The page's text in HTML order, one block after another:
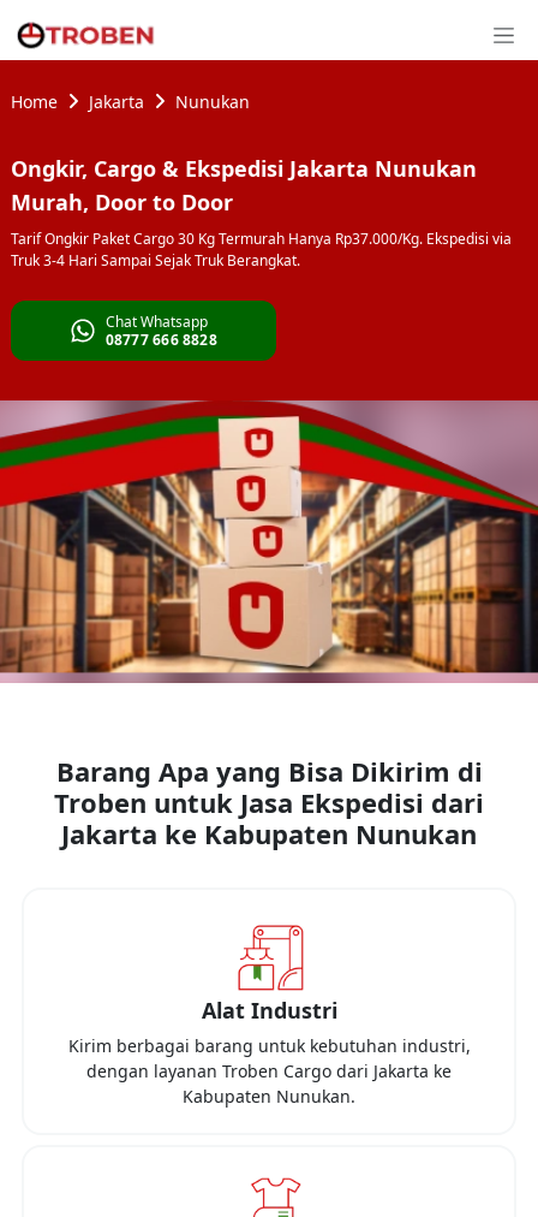
Home Jakarta Nunukan
Ongkir, Cargo & Ekspedisi Jakarta Nunukan
Murah, Door to Door
Tarif Ongkir Paket Cargo 30 Kg Termurah Hanya Rp37.000/Kg. Ekspedisi via
Truk 3-4 Hari Sampai Sejak Truk Berangkat.
Chat Whatsapp
08777 666 8828
Barang Apa yang Bisa Dikirim di
Troben untuk Jasa Ekspedisi dari
Jakarta ke Kabupaten Nunukan
Alat Industri
Kirim berbagai barang untuk kebutuhan industri,
dengan layanan Troben Cargo dari Jakarta ke
Kabupaten Nunukan.